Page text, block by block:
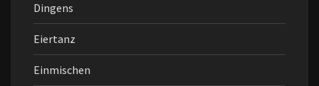
Dingens
Eiertanz
Einmischen